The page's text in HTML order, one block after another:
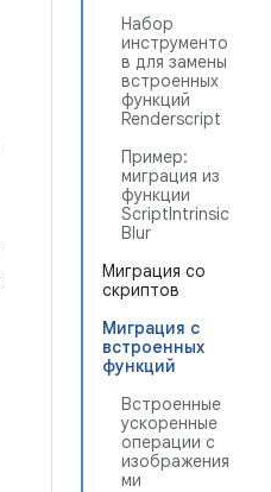
Набор
инструменто
в для замены
встроенных
функций
Renderscript
Пример:
миграция из
функции
ScriptIntrinsic
Blur
Миграция со
скриптов
Миграция с
встроенных
функций
Встроенные
ускоренные
операции с
изображения
ми